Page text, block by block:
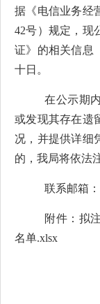
据《电信业务经
42号）规定，现
证》的相关信息
十日。
在公示期
或发现其存在遗
况，并提供详细
的，我局将依法
联系邮箱：
附件： 拟
名单.xlsx